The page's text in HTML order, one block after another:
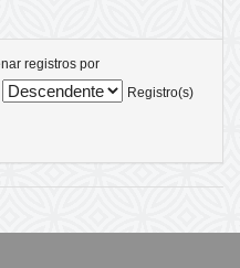
registros por
Registro(s)